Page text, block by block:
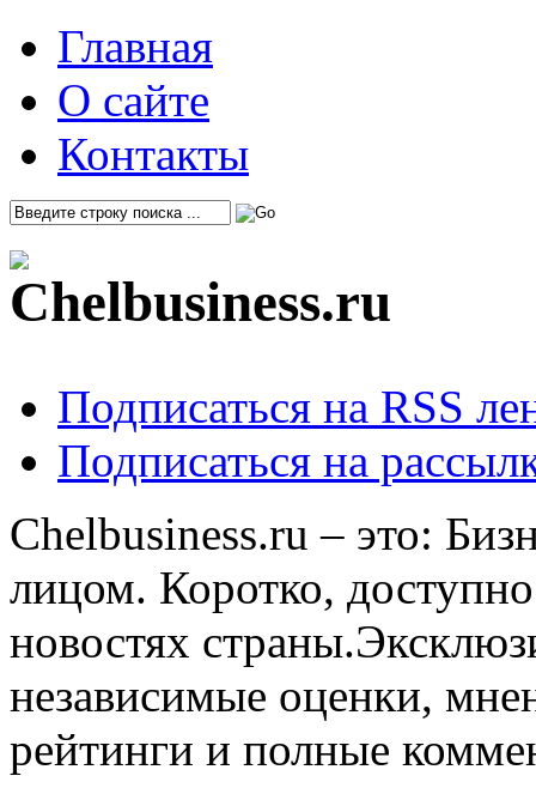
Главная
О сайте
Контакты
Подписаться на RSS
Подписаться на
Chelbusiness.ru – это:
лицом. Коротко,
новостях
независимые оценки,
рейтинги и полные